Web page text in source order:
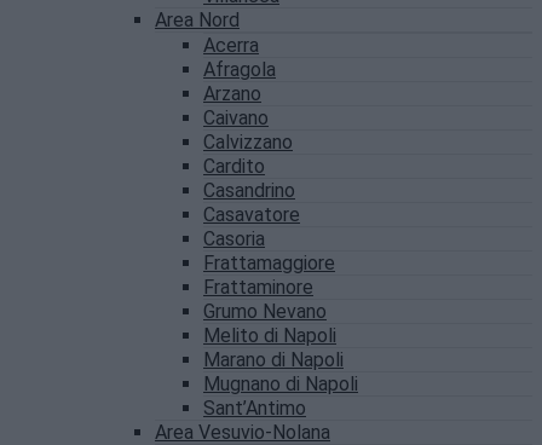
Area Nord
Acerra
Afragola
Arzano
Caivano
Calvizzano
Cardito
Casandrino
Casavatore
Casoria
Frattamaggiore
Frattaminore
Grumo Nevano
Melito di Napoli
Marano di Napoli
Mugnano di Napoli
Sant’Antimo
Area Vesuvio-Nolana